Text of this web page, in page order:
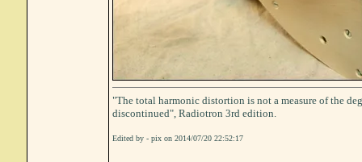
"The total harmonic distortion is not a measure of the
discontinued", Radiotron 3rd edition.
Edited by - pix on 2014/07/20 22:52:17